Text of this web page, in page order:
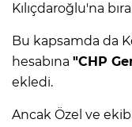
Kılıçdaroğlu'na
Bu kapsamda da
hesabına "CHP
ekledi.
Ancak Özel ve